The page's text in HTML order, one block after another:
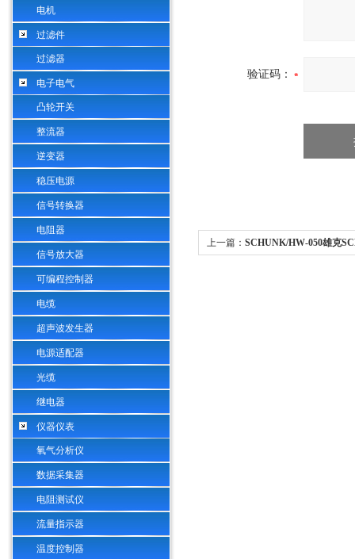
电机
过滤件
过滤器
电子电气
凸轮开关
整流器
逆变器
稳压电源
信号转换器
电阻器
信号放大器
可编程控制器
电缆
超声波发生器
电源适配器
光缆
继电器
仪器仪表
氧气分析仪
数据采集器
电阻测试仪
流量指示器
温度控制器
验证码：
上一篇： SCHUNK/HW-050雄克